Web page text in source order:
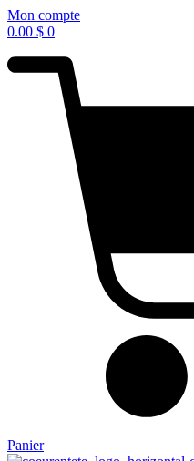
Mon compte
0.00 $ 0
Panier